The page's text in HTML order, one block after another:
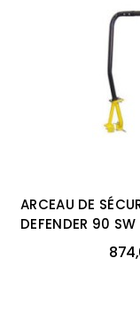
ARCEAU DE
DEFENDER 90 SW